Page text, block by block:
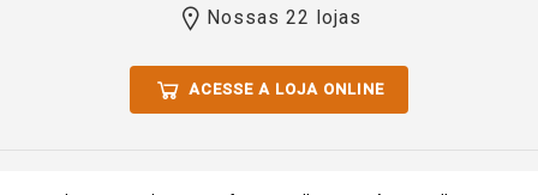
Nossas 22 lojas
ACESSE A LOJA ONLINE